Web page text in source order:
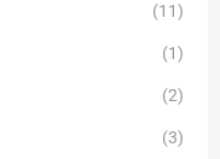
(11)
(1)
(2)
(3)